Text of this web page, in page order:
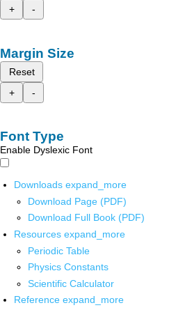
+
-
Margin Size
Reset
+
-
Font Type
Enable Dyslexic Font
Downloads expand_more
Download Page (PDF)
Download Full Book (PDF)
Resources expand_more
Periodic Table
Physics Constants
Scientific Calculator
Reference expand_more